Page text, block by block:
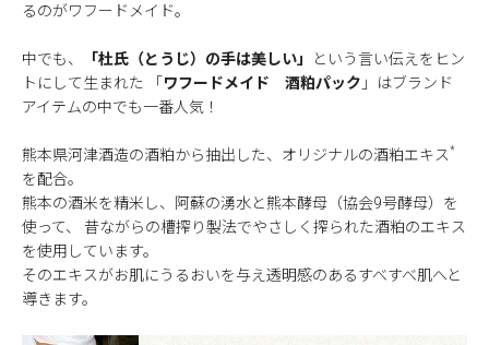
るのがワフードメイド。
中でも、 「杜氏（とうじ）の手は美しい」
という言い伝えをヒン
トにして生まれた
「 ワフードメイド 酒粕パック 」はブランド
アイテムの中でも一番人気！
熊本県河津酒造の酒粕から抽出した、オリジナルの酒粕エキス*
を配合。
熊本の酒米を精米し、阿蘇の湧水と熊本酵母（協会9号酵母）を
使って、
昔ながらの槽搾り製法でやさしく搾られた酒粕のエキス
を使用しています。
そのエキスがお肌にうるおいを与え透明感のあるすべすべ肌へと
導きます。